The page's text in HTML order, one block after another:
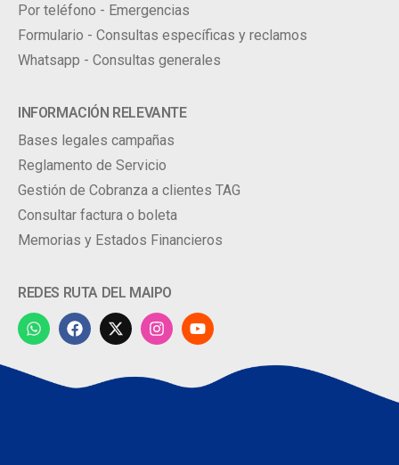
Por teléfono - Emergencias
Formulario - Consultas específicas y reclamos
Whatsapp - Consultas generales
INFORMACIÓN RELEVANTE
Bases legales campañas
Reglamento de Servicio
Gestión de Cobranza a clientes TAG
Consultar factura o boleta
Memorias y Estados Financieros
REDES RUTA DEL MAIPO